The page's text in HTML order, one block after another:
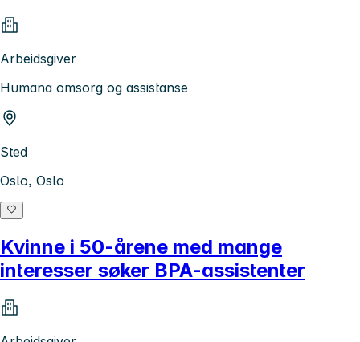
Arbeidsgiver
Humana omsorg og assistanse
Sted
Oslo, Oslo
Kvinne i 50-årene med mange
interesser søker BPA-assistenter